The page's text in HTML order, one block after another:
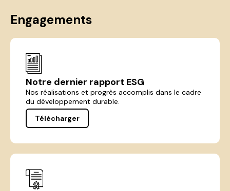
Engagements
Notre dernier rapport ESG
Nos réalisations et progrès accomplis dans le cadre
du développement durable.
Télécharger